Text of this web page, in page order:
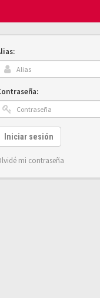
Iniciar sesión
mi contraseña